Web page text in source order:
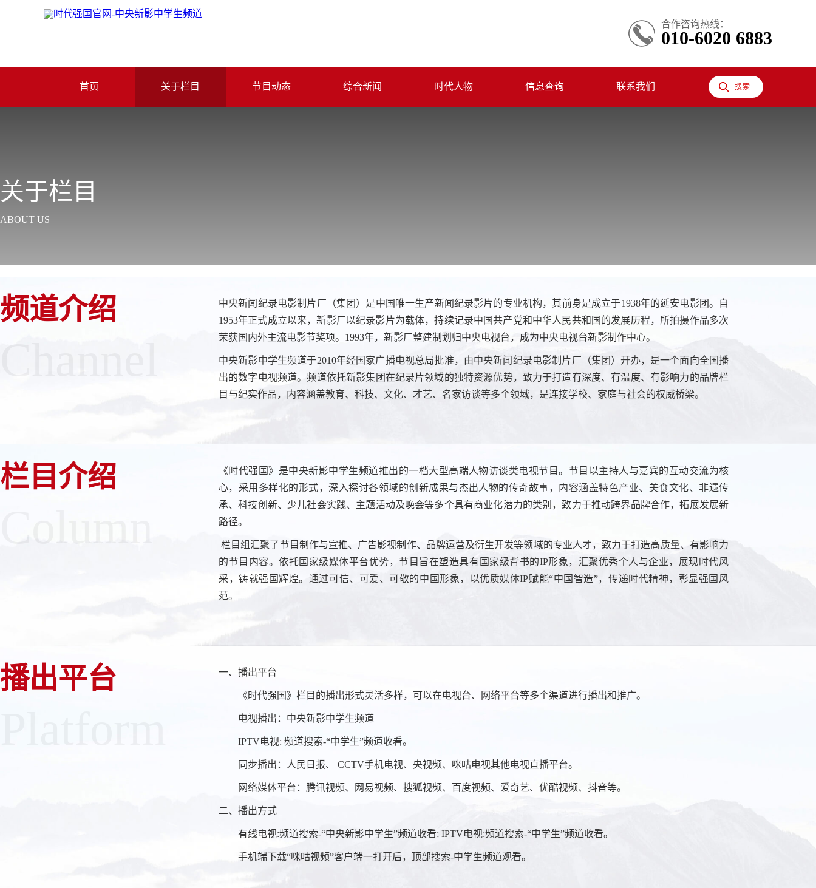
合作咨询热线：
010-6020 6883
首页 关于栏目 节目动态 综合新闻 时代人物 信息查询 联系我们
关于栏目
ABOUT US
频道介绍
Channel
中央新闻纪录电影制片厂（集团）是中国唯一生产新闻纪录影片的专业机构，其前身是成立于1938年的延安电影团。自
1953年正式成立以来，新影厂以纪录影片为载体，持续记录中国共产党和中华人民共和国的发展历程，所拍摄作品多次
荣获国内外主流电影节奖项。1993年，新影厂整建制划归中央电视台，成为中央电视台新影制作中心。
中央新影中学生频道于2010年经国家广播电视总局批准，由中央新闻纪录电影制片厂（集团）开办，是一个面向全国播
出的数字电视频道。频道依托新影集团在纪录片领域的独特资源优势，致力于打造有深度、有温度、有影响力的品牌栏
目与纪实作品，内容涵盖教育、科技、文化、才艺、名家访谈等多个领域，是连接学校、家庭与社会的权威桥梁。
栏目介绍
Column
《时代强国》是中央新影中学生频道推出的一档大型高端人物访谈类电视节目。节目以主持人与嘉宾的互动交流为核
心，采用多样化的形式，深入探讨各领域的创新成果与杰出人物的传奇故事，内容涵盖特色产业、美食文化、非遗传
承、科技创新、少儿社会实践、主题活动及晚会等多个具有商业化潜力的类别，致力于推动跨界品牌合作，拓展发展新
路径。
栏目组汇聚了节目制作与宣推、广告影视制作、品牌运营及衍生开发等领域的专业人才，致力于打造高质量、有影响力
的节目内容。依托国家级媒体平台优势，节目旨在塑造具有国家级背书的IP形象，汇聚优秀个人与企业，展现时代风
采，铸就强国辉煌。通过可信、可爱、可敬的中国形象，以优质媒体IP赋能“中国智造”，传递时代精神，彰显强国风
范。
播出平台 一、播出平台
《时代强国》栏目的播出形式灵活多样，可以在电视台、网络平台等多个渠道进行播出和推广。
电视播出：中央新影中学生频道
IPTV电视: 频道搜索-“中学生”频道收看。
同步播出：人民日报、 CCTV手机电视、央视频、咪咕电视其他电视直播平台。
网络媒体平台：腾讯视频、网易视频、搜狐视频、百度视频、爱奇艺、优酷视频、抖音等。
二、播出方式
有线电视:频道搜索-“中央新影中学生”频道收看; IPTV电视:频道搜索-“中学生”频道收看。
手机端下载“咪咕视频”客户端一打开后，顶部搜索-中学生频道观看。